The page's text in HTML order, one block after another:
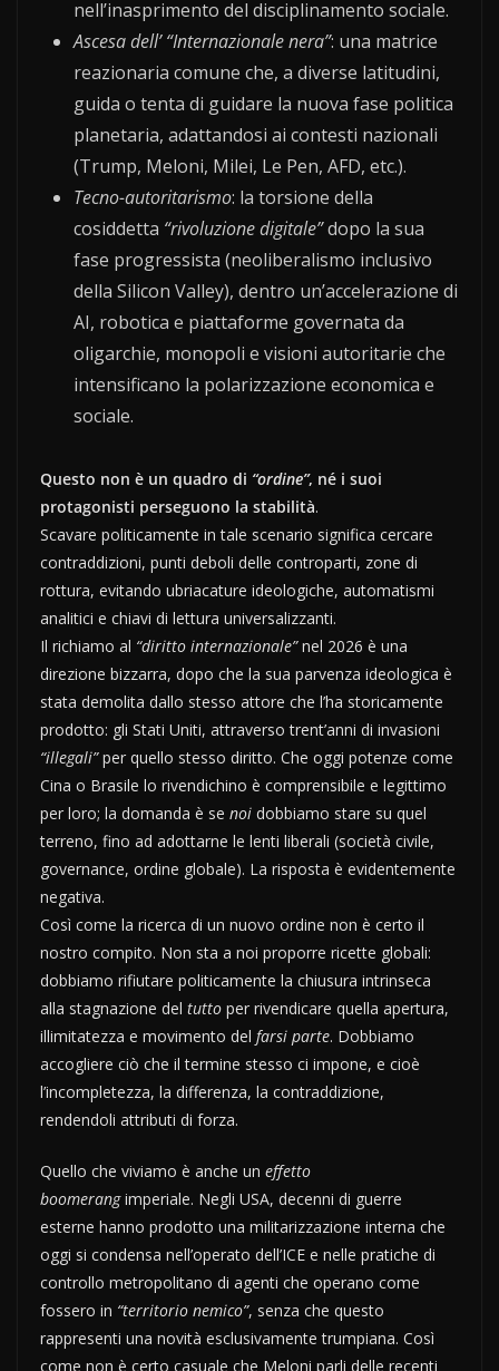
nell’inasprimento del disciplinamento sociale.
Ascesa dell’ “Internazionale nera”: una matrice
reazionaria comune che, a diverse latitudini,
guida o tenta di guidare la nuova fase politica
planetaria, adattandosi ai contesti nazionali
(Trump, Meloni, Milei, Le Pen, AFD, etc.).
Tecno-autoritarismo: la torsione della
cosiddetta “rivoluzione digitale”dopo la sua
fase progressista (neoliberalismo inclusivo
della Silicon Valley), dentro un’accelerazione di
AI, robotica e piattaforme governata da
oligarchie, monopoli e visioni autoritarie che
intensificano la polarizzazione economica e
sociale.
Questo non è un quadro di “ordine”, né i suoi
protagonisti perseguono la stabilità.
Scavare politicamente in tale scenario significa cercare
contraddizioni, punti deboli delle controparti, zone di
rottura, evitando ubriacature ideologiche, automatismi
analitici e chiavi di lettura universalizzanti.
Il richiamo al “diritto internazionale”nel 2026 è una
direzione bizzarra, dopo che la sua parvenza ideologica è
stata demolita dallo stesso attore che l’ha storicamente
prodotto: gli Stati Uniti, attraverso trent’anni di invasioni
“illegali”per quello stesso diritto. Che oggi potenze come
Cina o Brasile lo rivendichino è comprensibile e legittimo
per loro; la domanda è se noi dobbiamo stare su quel
terreno, fino ad adottarne le lenti liberali (società civile,
governance, ordine globale). La risposta è evidentemente
negativa.
Così come la ricerca di un nuovo ordine non è certo il
nostro compito. Non sta a noi proporre ricette globali:
dobbiamo rifiutare politicamente la chiusura intrinseca
alla stagnazione del tutto per rivendicare quella apertura,
illimitatezza e movimento del farsi parte. Dobbiamo
accogliere ciò che il termine stesso ci impone, e cioè
l’incompletezza, la differenza, la contraddizione,
rendendoli attributi di forza.
Quello che viviamo è anche un effetto
boomerangimperiale. Negli USA, decenni di guerre
esterne hanno prodotto una militarizzazione interna che
oggi si condensa nell’operato dell’ICE e nelle pratiche di
controllo metropolitano di agenti che operano come
fossero in “territorio nemico”, senza che questo
rappresenti una novità esclusivamente trumpiana. Così
come non è certo casuale che Meloni parli delle recenti